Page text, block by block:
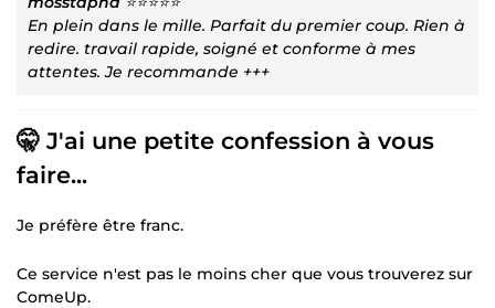
En plein dans le mille. Parfait du premier coup. Rien à
redire. travail rapide, soigné et conforme à mes
attentes. Je recommande +++
🤫 J'ai une petite confession à vous
faire...
Je préfère être franc.
Ce service n'est pas le moins cher que vous trouverez sur
ComeUp.